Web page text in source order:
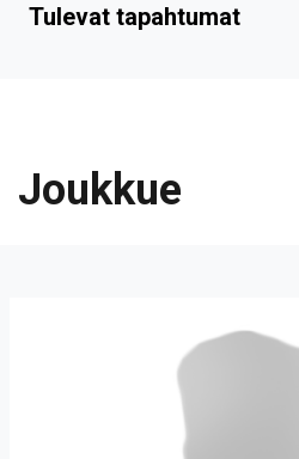
Tulevat tapahtumat
Joukkue